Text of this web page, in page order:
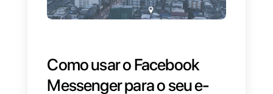
principais características deste